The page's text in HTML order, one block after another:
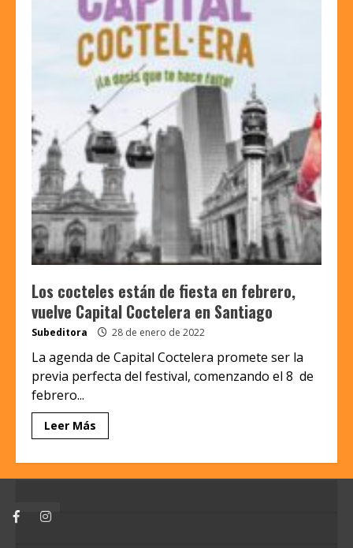
Los cocteles están de fiesta en febrero,
vuelve Capital Coctelera en Santiago
Subeditora 28 de enero de 2022
La agenda de Capital Coctelera promete ser la
previa perfecta del festival, comenzando el 8 de
febrero...
Leer Más
FacebookInstagram